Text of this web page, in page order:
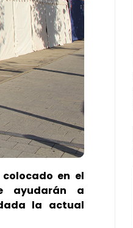
en el
ayudarán a
la actual